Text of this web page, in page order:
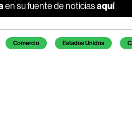
en su fuente de noticiasaquí
Comercio Estados Unidos